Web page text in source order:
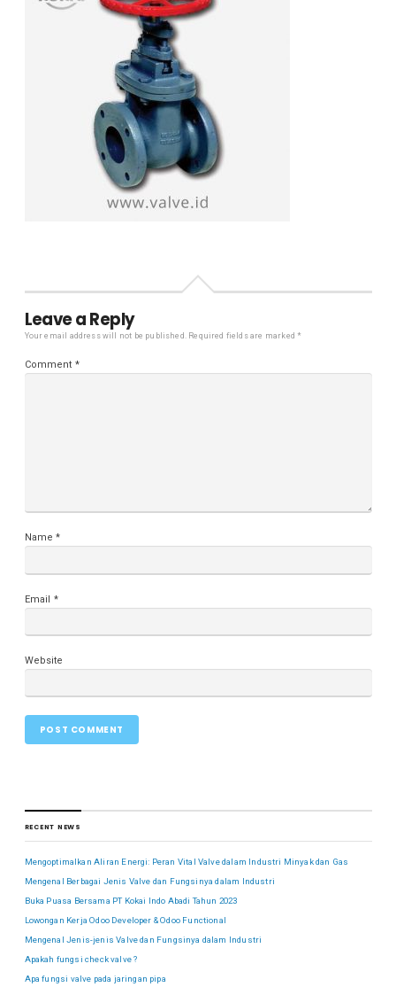
Leave a Reply
Your email address will not be published. Required fields are marked*
Comment *
Name*
Email *
Website
RECENT NEWS
Mengoptimalkan Aliran Energi: Peran Vital Valve dalam Industri Minyak dan Gas
Mengenal Berbagai Jenis Valve dan Fungsinya dalam Industri
Buka Puasa Bersama PT Kokai Indo Abadi Tahun 2023
Lowongan Kerja Odoo Developer & Odoo Functional
Mengenal Jenis-jenis Valve dan Fungsinya dalam Industri
Apakah fungsi check valve ?
Apa fungsi valve pada jaringan pipa